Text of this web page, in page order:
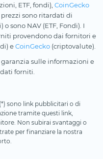
ETF, fondi), CoinGecko
sono ritardati di
sono NAV (ETF, Fondi). I
provendono dai fornitori e
eCoinGecko (criptovalute).
sulle informazioni e
forniti.
sono link pubblicitari o di
tramite questi link,
Non subirai svantaggi o
per finanziare la nostra